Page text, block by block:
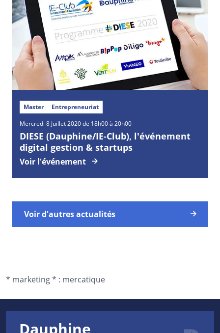
Master Entrepreneuriat
Mercredi 8 Juillet 2020 de 18h00 à 20h00
DIESE (Dauphine/IE-Club), l'événement
digital gestion & startups
Voir l'événement
Voir d'autres actualités
* marketing * : mercatique
Dauphine